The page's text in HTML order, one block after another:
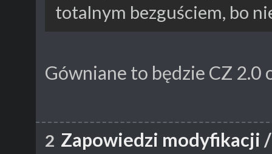
totalnym bezguściem, bo
Gówniane to będzie CZ
2 Zapowiedzi modyfikacji